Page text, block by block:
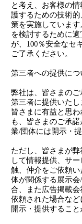
と考え、お客様の
護するための技術
策を実施していま
を検討するために
が、100％安全なセ
ご了承ください。
第三者への提供につ
弊社は、皆さまの
第三者に提供いた
皆さまに有益と思
も、皆さまのご承
業/団体には開示・
ただし、皆さまが
して情報提供、サ
触、仲介をご依頼
体が関係する展示
合、また広告掲載
依頼された場合な
開示・提供すること